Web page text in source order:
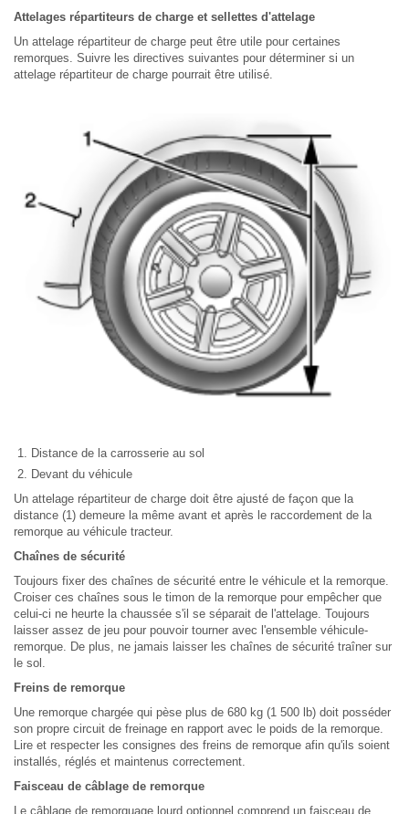
Attelages répartiteurs de charge et sellettes d'attelage
Un attelage répartiteur de charge peut être utile pour certaines
remorques. Suivre les directives suivantes pour déterminer si un
attelage répartiteur de charge pourrait être utilisé.
Distance de la carrosserie au sol
Devant du véhicule
Un attelage répartiteur de charge doit être ajusté de façon que la
distance (1) demeure la même avant et après le raccordement de la
remorque au véhicule tracteur.
Chaînes de sécurité
Toujours fixer des chaînes de sécurité entre le véhicule et la remorque.
Croiser ces chaînes sous le timon de la remorque pour empêcher que
celui-ci ne heurte la chaussée s'il se séparait de l'attelage. Toujours
laisser assez de jeu pour pouvoir tourner avec l'ensemble véhicule-
remorque. De plus, ne jamais laisser les chaînes de sécurité traîner sur
le sol.
Freins de remorque
Une remorque chargée qui pèse plus de 680 kg (1 500 lb) doit posséder
son propre circuit de freinage en rapport avec le poids de la remorque.
Lire et respecter les consignes des freins de remorque afin qu'ils soient
installés, réglés et maintenus correctement.
Faisceau de câblage de remorque
Le câblage de remorquage lourd optionnel comprend un faisceau de